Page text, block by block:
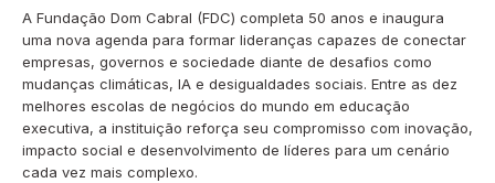
A Fundação Dom Cabral (FDC) completa 50 anos e inaugura
uma nova agenda para formar lideranças capazes de conectar
empresas, governos e sociedade diante de desafios como
mudanças climáticas, IA e desigualdades sociais. Entre as dez
melhores escolas de negócios do mundo em educação
executiva, a instituição reforça seu compromisso com inovação,
impacto social e desenvolvimento de líderes para um cenário
cada vez mais complexo.